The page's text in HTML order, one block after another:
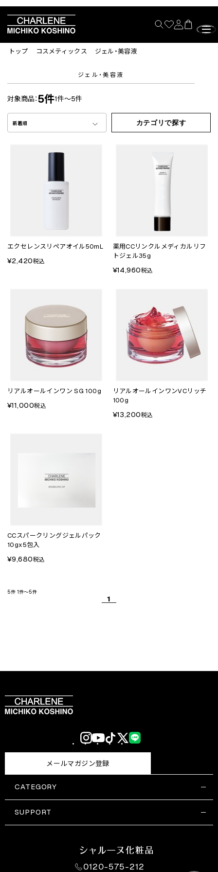
トップ コスメティックス ジェル・美容液
ジェル・美容液
対象商品：5件1件～5件
新着順 カテゴリで探す
エクセレンスリペアオイル50mL
¥2,420税込
薬用CCリンクルメディカルリフ
トジェル35g
¥14,960税込
リアルオールインワン SG 100g
¥11,000税込
リアルオールインワンVCリッチ
100g
¥13,200税込
CCスパークリングジェルパック
10gx5包入
¥9,680税込
5件 1件～5件
1
CATEGORY
サプリメント・保健機能食品
SUPPORT
0120-575-212
メールマガジン登録